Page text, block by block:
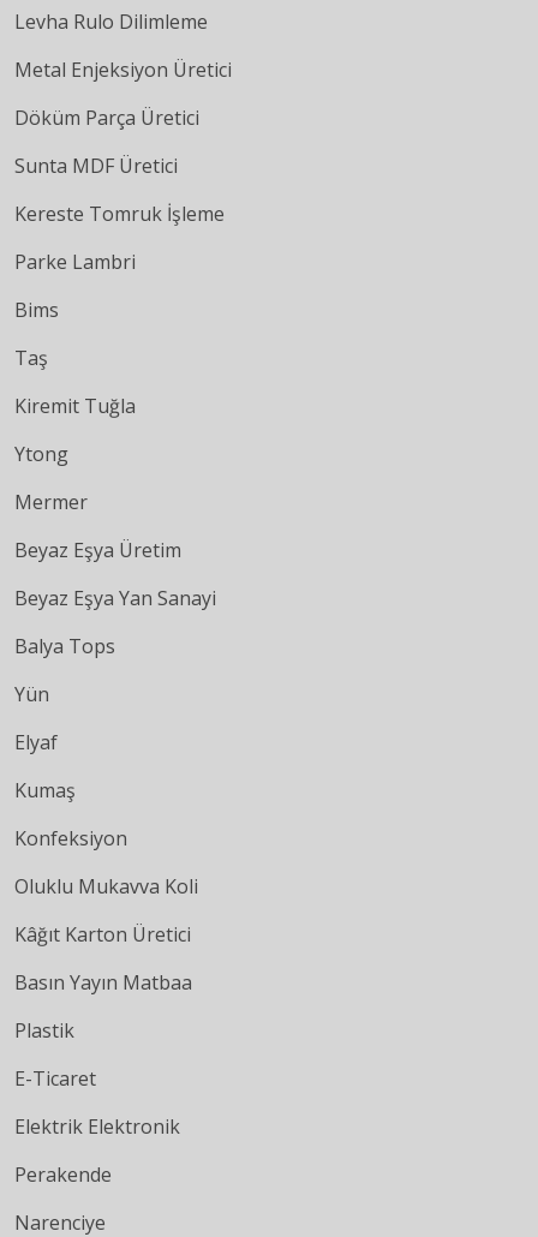
Levha Rulo Dilimleme
Metal Enjeksiyon Üretici
Döküm Parça Üretici
Sunta MDF Üretici
Kereste Tomruk İşleme
Parke Lambri
Bims
Taş
Kiremit Tuğla
Ytong
Mermer
Beyaz Eşya Üretim
Beyaz Eşya Yan Sanayi
Balya Tops
Yün
Elyaf
Kumaş
Konfeksiyon
Oluklu Mukavva Koli
Kâğıt Karton Üretici
Basın Yayın Matbaa
Plastik
E-Ticaret
Elektrik Elektronik
Perakende
Narenciye